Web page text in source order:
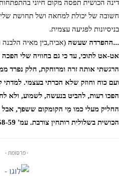
דינה הכושית תפסה מקום חיוני
חשובה של יכולת למחאה ושל תחושת
בניסיונות לפגיעה עצמית.
...ההפרדה שעשה (אביה,בין מאיה
אט-אט לתוכי, עד כי גם בחוויה שלי הפכה
הרגשתי אותה זרה ומרוחקת, חלק נפרד
ועם כוח וחוזק שלא הכרתי בעצמי.
הפכו רעות, להביט בנעשה, לשמוע, ולא
החליק מעלי כמו מֵי הקומקום ששפך, אבל
הכושית בשלולית רותחין צורבת. עמ' 58-59.
- פרסומת -